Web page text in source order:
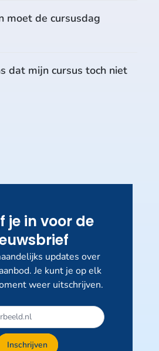
moet de cursusdag
dat mijn cursus toch niet
je in voor de
updates over
Je kunt je op elk
weer uitschrijven.
Inschrijven